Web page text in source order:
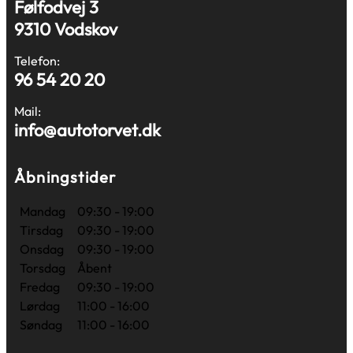
Følfodvej 3
9310 Vodskov
Telefon:
96 54 20 20
Mail:
info@autotorvet.dk
Åbningstider
Mandag
09:30 - 19:00
Tirsdag
09:30 - 19:00
Onsdag
09:30 - 19:00
Torsdag
Åbent
Fredag
09:30 - 19:00
Lørdag
11:00 - 16:00
Søndag
11:00 - 16:00